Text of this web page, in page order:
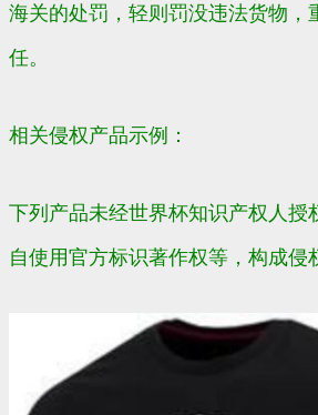
海关的处罚，轻则罚没违法货物，
任。
相关侵权产品示例：
下列产品未经世界杯知识产权人授
自使用官方标识著作权等，构成侵